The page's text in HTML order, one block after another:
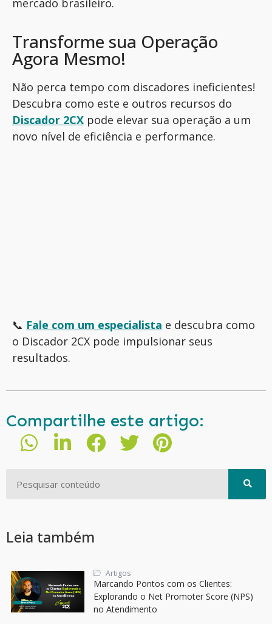
mercado brasileiro.
Transforme sua Operação
Agora Mesmo!
Não perca tempo com discadores ineficientes!
Descubra como este e outros recursos do
Discador 2CX pode elevar sua operação a um
novo nível de eficiência e performance.
📞 Fale com um especialista e descubra como
o Discador 2CX pode impulsionar seus
resultados.
Compartilhe este artigo:
Leia também
Artigos
Marcando Pontos com os Clientes:
Explorando o Net Promoter Score (NPS)
no Atendimento